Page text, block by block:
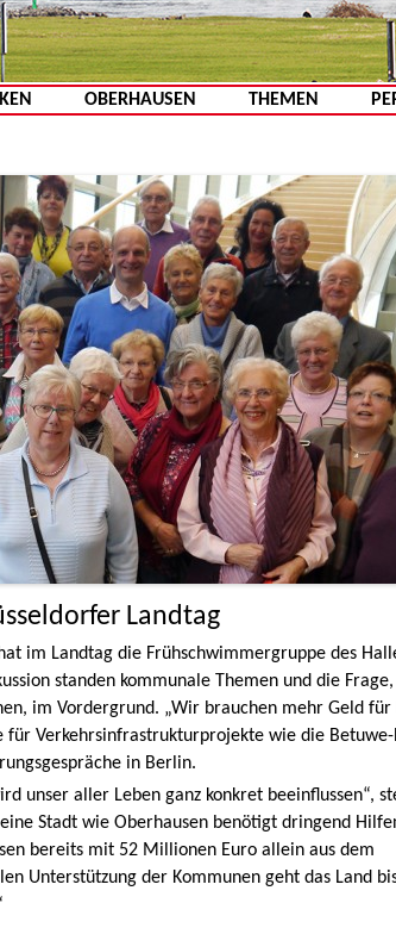
Zum
OBERHAUSEN THEMEN
Landtag
im Landtag die Frühschwimmergruppe des
standen kommunale Themen und die
im Vordergrund. „Wir brauchen mehr Geld für
für Verkehrsinfrastrukturprojekte wie die Betuwe-
in Berlin.
unser aller Leben ganz konkret beeinflussen“,
Stadt wie Oberhausen benötigt dringend
bereits mit 52 Millionen Euro allein aus dem
Unterstützung der Kommunen geht das Land